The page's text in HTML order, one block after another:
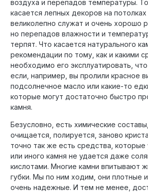
воздуха и перепадов температуры.
касается лепных декоров на
великолепно служат и очень хорошо
но перепадов влажности и
терпят. Что касается натурального
рекомендации по тому, как и какими
необходимо его эксплуатировать,
если, например, вы пролили красное
подсолнечное масло или какие-то
которые могут достаточно быстро
камня.
Безусловно, есть химические
очищается, полируется, заново
точно так же есть средства, которые
или иного камня не удается даже
кислотами. Многие камни впитывают
губки. Мы по ним ходим, они плотные
очень надежные. И тем не менее,